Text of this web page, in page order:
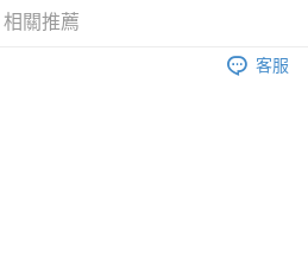
以上)免運費
相關推薦
客服